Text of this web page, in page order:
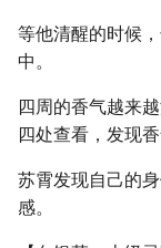
等他清醒的时候
中。
四周的香气越来
四处查看，发现
苏霄发现自己的
感。